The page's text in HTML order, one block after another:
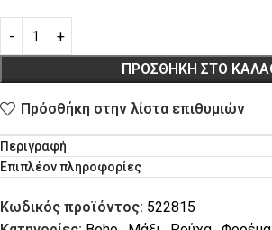
ΠΡΟΣΘΉΚΗ ΣΤΟ
Πρόσθήκη στην λίστα επιθυμιών
Περιγραφή
Επιπλέον πληροφορίες
Κωδικός προϊόντος: 522815